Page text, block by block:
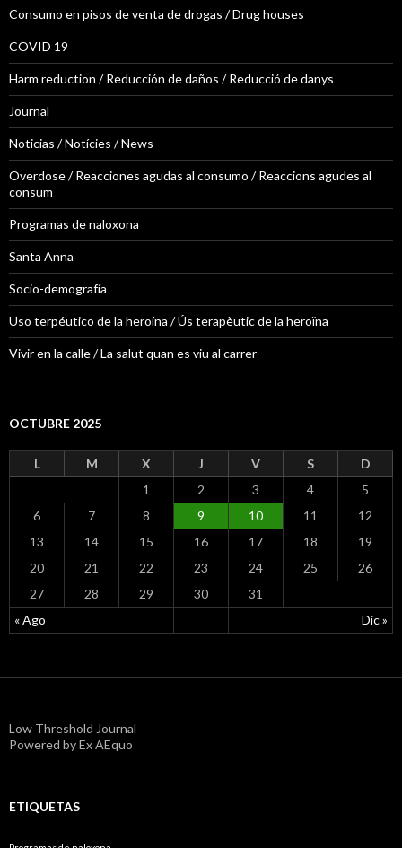
Consumo en pisos de venta de drogas / Drug houses
COVID 19
Harm reduction / Reducción de daños / Reducció de danys
Journal
Noticias / Notícies / News
Overdose / Reacciones agudas al consumo / Reaccions agudes al
consum
Programas de naloxona
Santa Anna
Socio-demografía
Uso terpéutico de la heroína / Ús terapèutic de la heroïna
Vivir en la calle / La salut quan es viu al carrer
OCTUBRE 2025
L M X J V S D
« Ago Dic »
1 2 3 4
5
6
7 8 9 10 11
12
13
14 15 16 17 18
19
20
21 22 23 24 25
26
27
28 29 30 31
Low Threshold Journal
Powered by Ex AEquo
ETIQUETAS